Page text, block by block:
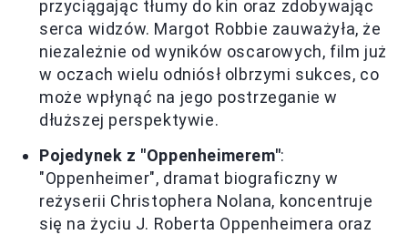
przyciągając tłumy do kin oraz zdobywając
serca widzów. Margot Robbie zauważyła, że
niezależnie od wyników oscarowych, film już
w oczach wielu odniósł olbrzymi sukces, co
może wpłynąć na jego postrzeganie w
dłuższej perspektywie.
Pojedynek z "Oppenheimerem":
"Oppenheimer", dramat biograficzny w
reżyserii Christophera Nolana, koncentruje
się na życiu J. Roberta Oppenheimera oraz